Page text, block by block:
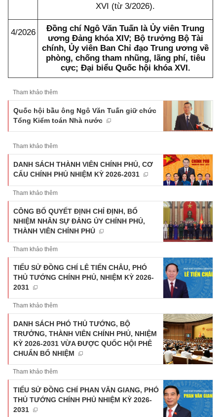
XVI (từ 3/2026).
4/2026
Đồng chí Ngô Văn Tuấn là Ủy viên Trung
ương Đảng khóa XIV; Bộ trưởng Bộ Tài
chính, Ủy viên Ban Chỉ đạo Trung ương về
phòng, chống tham nhũng, lãng phí, tiêu
cực; Đại biểu Quốc hội khóa XVI.
Tham khảo thêm
Quốc hội bầu ông Ngô Văn Tuấn giữ chức
Tổng Kiểm toán Nhà nước
Tham khảo thêm
DANH SÁCH THÀNH VIÊN CHÍNH PHỦ, CƠ
CẤU CHÍNH PHỦ NHIỆM KỲ 2026-2031
Tham khảo thêm
CÔNG BỐ QUYẾT ĐỊNH CHỈ ĐỊNH, BỔ
NHIỆM NHÂN SỰ ĐẢNG ỦY CHÍNH PHỦ,
THÀNH VIÊN CHÍNH PHỦ
Tham khảo thêm
TIỂU SỬ ĐỒNG CHÍ LÊ TIẾN CHÂU, PHÓ
THỦ TƯỚNG CHÍNH PHỦ, NHIỆM KỲ 2026-
2031
Tham khảo thêm
DANH SÁCH PHÓ THỦ TƯỚNG, BỘ
TRƯỞNG, THÀNH VIÊN CHÍNH PHỦ, NHIỆM
KỲ 2026-2031 VỪA ĐƯỢC QUỐC HỘI PHÊ
CHUẨN BỔ NHIỆM
Tham khảo thêm
TIỂU SỬ ĐỒNG CHÍ PHAN VĂN GIANG, PHÓ
THỦ TƯỚNG CHÍNH PHỦ NHIỆM KỲ 2026-
2031